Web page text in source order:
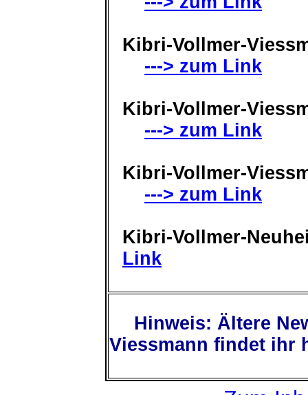
Kibri-Vollmer-
---> zum Link
Kibri-Vollmer-
---> zum Link
Kibri-Vollmer-
---> zum Link
Kibri-Vollmer-
Link
Hinweis: Ältere
Viessmann findet ihr